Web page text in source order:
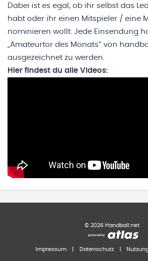
Dabei ist es egal, ob ihr selbst das
habt oder ihr einen Mitspieler / eine
nominieren wollt: Jede Einsendung
„Amateurtor des Monats“ von
ausgezeichnet zu werden.
Hier findest du alle Videos:
© 2026 Handball.net
Impressum Datenschutz